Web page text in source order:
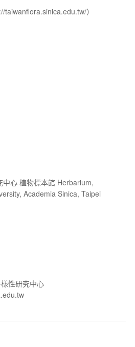
）
心 植物標本館 Herbarium,
Academia Sinica, Taipei
性研究中心